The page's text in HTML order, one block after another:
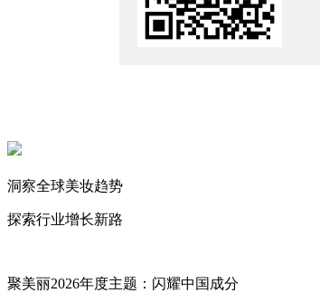
进口喷雾翻车，代理商被罚86万！
2026/7/28
知名洗护品牌陷致癌诉讼
73
洞察全球美妆趋势
探索行业增长新路
聚美丽2026年度主题：闪耀中国成分